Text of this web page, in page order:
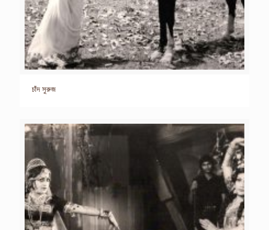
চাঁদ সুরুজ